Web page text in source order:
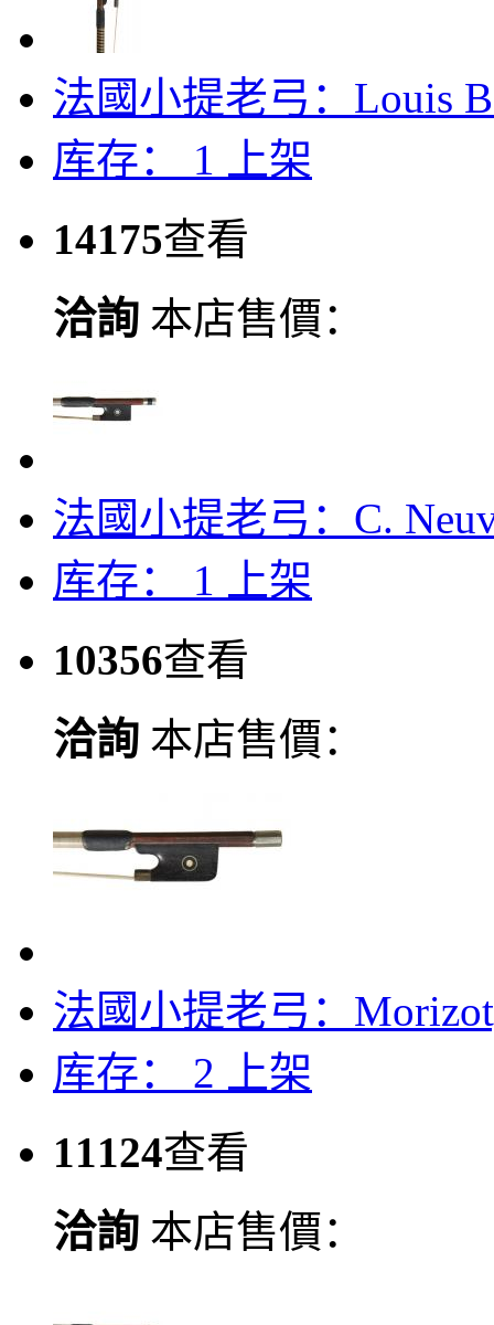
法國小提老弓：Louis
库存： 1
上架
14175查看
洽詢 本店售價：
法國小提老弓：C.
库存： 1
上架
10356查看
洽詢 本店售價：
法國小提老弓：
库存： 2
上架
11124查看
洽詢 本店售價：